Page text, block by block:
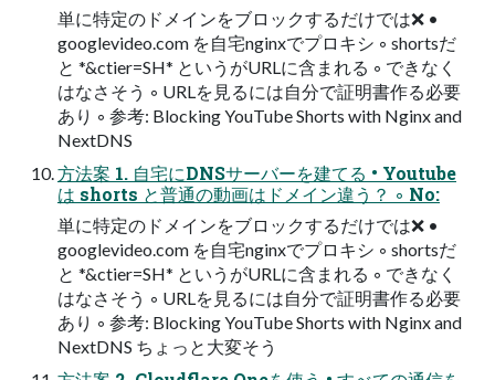
単に特定のドメインをブロックするだけでは❌ •
googlevideo.com を自宅nginxでプロキシ ◦ shortsだ
と *&ctier=SH* というがURLに含まれる ◦ できなく
はなさそう ◦ URLを見るには自分で証明書作る必要
あり ◦ 参考: Blocking YouTube Shorts with Nginx and
NextDNS
方法案 1. 自宅にDNSサーバーを建てる • Youtube
は shorts と普通の動画はドメイン違う？ ◦ No:
単に特定のドメインをブロックするだけでは❌ •
googlevideo.com を自宅nginxでプロキシ ◦ shortsだ
と *&ctier=SH* というがURLに含まれる ◦ できなく
はなさそう ◦ URLを見るには自分で証明書作る必要
あり ◦ 参考: Blocking YouTube Shorts with Nginx and
NextDNS ちょっと大変そう